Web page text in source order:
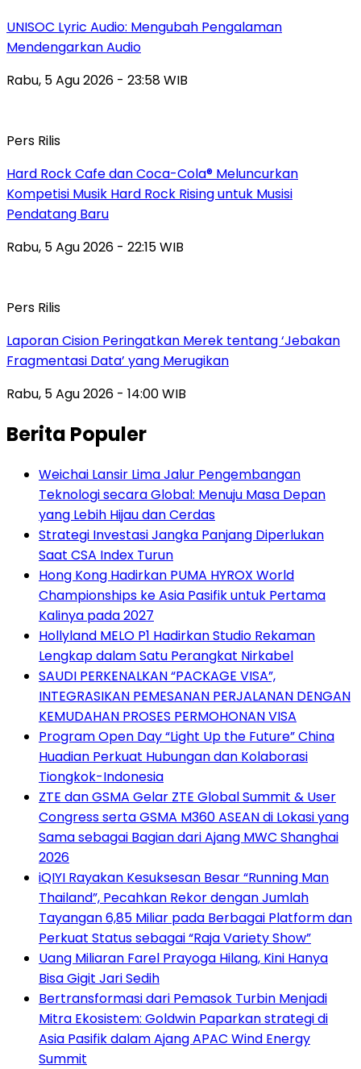
UNISOC Lyric Audio: Mengubah Pengalaman
Mendengarkan Audio
Rabu, 5 Agu 2026 - 23:58 WIB
Pers Rilis
Hard Rock Cafe dan Coca-Cola® Meluncurkan
Kompetisi Musik Hard Rock Rising untuk Musisi
Pendatang Baru
Rabu, 5 Agu 2026 - 22:15 WIB
Pers Rilis
Laporan Cision Peringatkan Merek tentang ‘Jebakan
Fragmentasi Data’ yang Merugikan
Rabu, 5 Agu 2026 - 14:00 WIB
Berita Populer
Weichai Lansir Lima Jalur Pengembangan
Teknologi secara Global: Menuju Masa Depan
yang Lebih Hijau dan Cerdas
Strategi Investasi Jangka Panjang Diperlukan
Saat CSA Index Turun
Hong Kong Hadirkan PUMA HYROX World
Championships ke Asia Pasifik untuk Pertama
Kalinya pada 2027
Hollyland MELO P1 Hadirkan Studio Rekaman
Lengkap dalam Satu Perangkat Nirkabel
SAUDI PERKENALKAN “PACKAGE VISA”,
INTEGRASIKAN PEMESANAN PERJALANAN DENGAN
KEMUDAHAN PROSES PERMOHONAN VISA
Program Open Day “Light Up the Future” China
Huadian Perkuat Hubungan dan Kolaborasi
Tiongkok-Indonesia
ZTE dan GSMA Gelar ZTE Global Summit & User
Congress serta GSMA M360 ASEAN di Lokasi yang
Sama sebagai Bagian dari Ajang MWC Shanghai
2026
iQIYI Rayakan Kesuksesan Besar “Running Man
Thailand”, Pecahkan Rekor dengan Jumlah
Tayangan 6,85 Miliar pada Berbagai Platform dan
Perkuat Status sebagai “Raja Variety Show”
Uang Miliaran Farel Prayoga Hilang, Kini Hanya
Bisa Gigit Jari Sedih
Bertransformasi dari Pemasok Turbin Menjadi
Mitra Ekosistem: Goldwin Paparkan strategi di
Asia Pasifik dalam Ajang APAC Wind Energy
Summit